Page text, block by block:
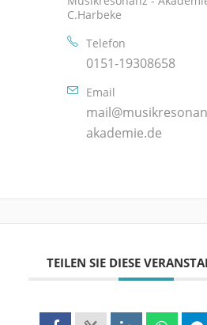
C.Harbeke
Telefon
0151-19308658
Email
akademie.de
TEILEN SIE DIESE